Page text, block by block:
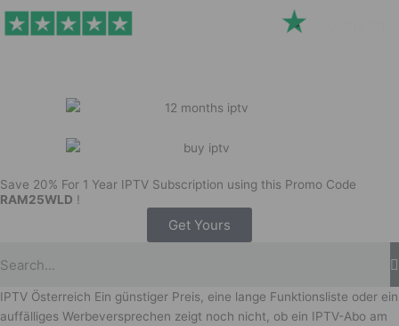
Save 20% For 1 Year IPTV Subscription using this Promo Code
RAM25WLD !
Get Yours
IPTV Österreich Ein günstiger Preis, eine lange Funktionsliste oder ein
auffälliges Werbeversprechen zeigt noch nicht, ob ein IPTV-Abo am